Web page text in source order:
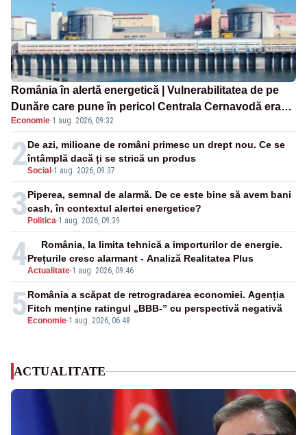
România în alertă energetică | Vulnerabilitatea de pe
Dunăre care pune în pericol Centrala Cernavodă era
cunoscută de pe vremea lui Ceaușescu
Economie·1 aug. 2026, 09:32
2Social -1 aug. 2026, 09:37
De azi, milioane de români primesc un drept nou. Ce se
întâmplă dacă ți se strică un produs
3 Politica-1 aug. 2026, 09:39
Piperea, semnal de alarmă. De ce este bine să avem bani
cash, în contextul alertei energetice?
4Actualitate-1 aug. 2026, 09:46
România, la limita tehnică a importurilor de energie.
Prețurile cresc alarmant - Analiză Realitatea Plus
5 Economie-1 aug. 2026, 06:48
România a scăpat de retrogradarea economiei. Agenția
Fitch menține ratingul „BBB-” cu perspectivă negativă
ACTUALITATE